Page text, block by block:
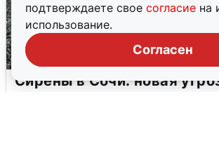
подтверждаете свое согласие на
использование.
Согласен
Сирены в Сочи: новая